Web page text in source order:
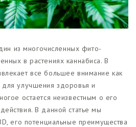
с CBD
из многочисленных фито-
в растениях каннабиса. В
все большее внимание как
для улучшения здоровья и
остается неизвестным о его
В данной статье мы
его потенциальные преимущества